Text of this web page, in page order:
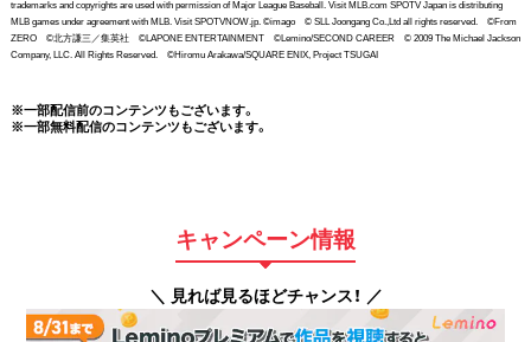
trademarks and copyrights are used with permission of Major League Baseball. Visit MLB.com SPOTV Japan is distributing
MLB games under agreement with MLB. Visit SPOTVNOW.jp. ©imago © SLL Joongang Co.,Ltd all rights reserved. ©From
ZERO ©北方謙三／集英社 ©LAPONE ENTERTAINMENT ©Lemino/SECOND CAREER © 2009 The Michael Jackson
Company, LLC. All Rights Reserved. ©Hiromu Arakawa/SQUARE ENIX, Project TSUGAI
※一部配信前のコンテンツもございます。
※一部無料配信のコンテンツもございます。
キャンペーン情報
＼ 見れば見るほどチャンス！ ／